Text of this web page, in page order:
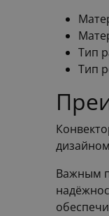
Тип
Тип
Важным